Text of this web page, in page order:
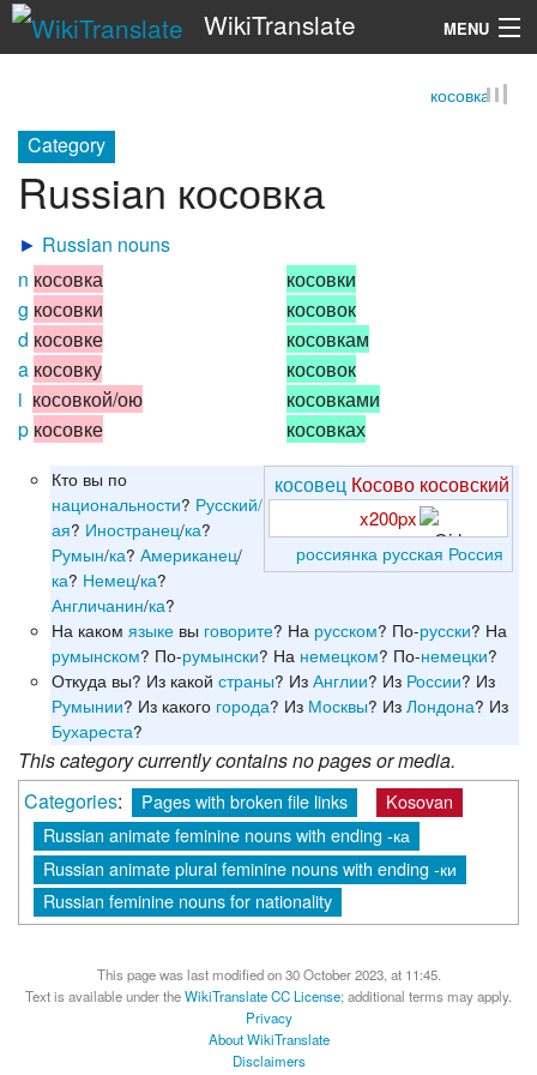
WikiTranslate MENU
косовка
Category
Russian косовка
► Russian nouns
n косовка
g косовки
d косовке
a косовку
i косовкой/ою
p косовке
косовки
косовок
косовкам
косовок
косовками
косовках
косовец Косово косовский
x200px
россиянка русская Россия
Кто вы по
национальности? Русский/
ая? Иностранец/ка?
Румын/ка?Американец/
ка? Немец/ка?
Англичанин/ка?
На какомязыке вы говорите? На русском? По-русски? На
румынском? По-румынски? На немецком? По-немецки?
Откуда вы? Из какойстраны? ИзАнглии? Из России? Из
Румынии? Из какого города? Из Москвы? ИзЛондона? Из
Бухареста?
This category currently contains no pages or media.
Categories: Pages with broken file links
Kosovan
Russian animate feminine nouns with ending -ка
Russian animate plural feminine nouns with ending -ки
Russian feminine nouns for nationality
This page was last modified on 30 October 2023, at 11:45.
Text is available under theWikiTranslate CC License; additional terms may apply.
Privacy
About WikiTranslate
Disclaimers